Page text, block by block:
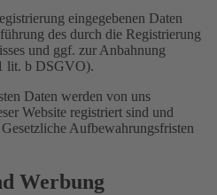
eingegebenen Daten
des durch die Registrierung
und ggf. zur Anbahnung
lit. b DSGVO).
Daten werden von uns
Website registriert sind und
Aufbewahrungsfristen
Werbung